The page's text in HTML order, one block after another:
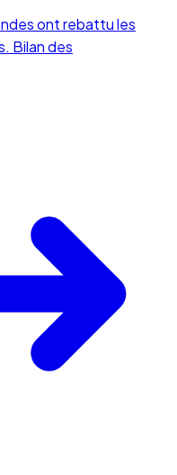
ont rebattu les
Bilan des